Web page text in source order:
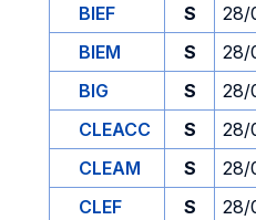
BIEF
S 28/
BIEM
S 28/
BIG
S 28/
CLEACC
S 28/
CLEAM
S 28/
CLEF
S 28/